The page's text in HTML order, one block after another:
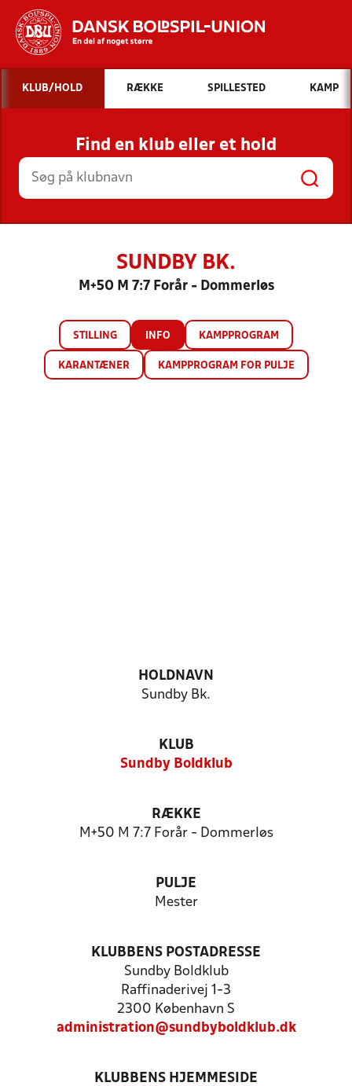
Hvad vil du søge efter?
INDHOLD OG NYHEDER
STILLINGER, RESULTATER, KLUBBER OG
HOLD
KLUB/HOLD RÆKKE SPILLESTED KAMP
Find en klub eller et hold
SUNDBY BK.
M+50 M 7:7 Forår - Dommerløs
STILLING INFO KAMPPROGRAM
KARANTÆNER KAMPPROGRAM FOR PULJE
HOLDNAVN
Sundby Bk.
KLUB
Sundby Boldklub
RÆKKE
M+50 M 7:7 Forår - Dommerløs
PULJE
Mester
KLUBBENS POSTADRESSE
Sundby Boldklub
Raffinaderivej 1-3
2300 København S
administration@sundbyboldklub.dk
KLUBBENS HJEMMESIDE